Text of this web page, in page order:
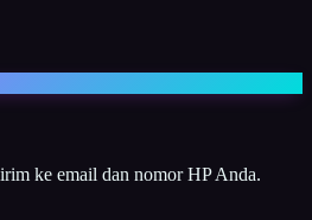
ke email dan nomor HP Anda.